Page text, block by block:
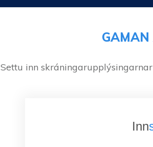
Settu inn
Inn